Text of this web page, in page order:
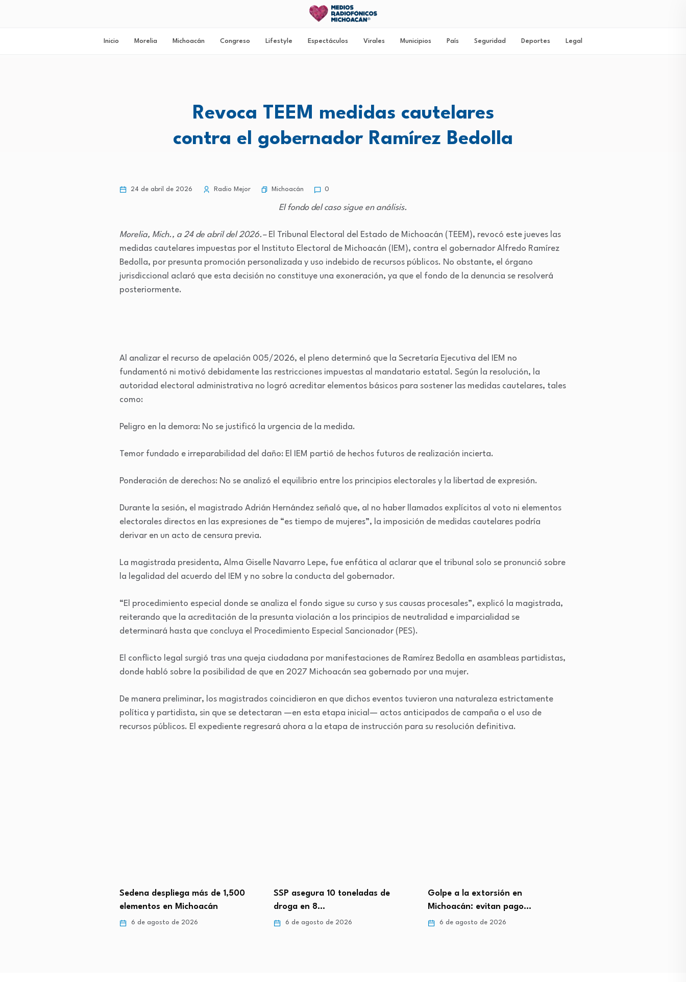
Inicio Morelia Michoacán Congreso Lifestyle Espectáculos Virales Municipios País Seguridad Deportes Legal
Revoca TEEM medidas cautelares
contra el gobernador Ramírez Bedolla
24 de abril de 2026 Radio Mejor Michoacán 0
El fondo del caso sigue en análisis.
Morelia, Mich., a 24 de abril del 2026.–El Tribunal Electoral del Estado de Michoacán (TEEM), revocó este jueves las
medidas cautelares impuestas por el Instituto Electoral de Michoacán (IEM), contra el gobernador Alfredo Ramírez
Bedolla, por presunta promoción personalizada y uso indebido de recursos públicos. No obstante, el órgano
jurisdiccional aclaró que esta decisión no constituye una exoneración, ya que el fondo de la denuncia se resolverá
posteriormente.
Al analizar el recurso de apelación 005/2026, el pleno determinó que la Secretaría Ejecutiva del IEM no
fundamentó ni motivó debidamente las restricciones impuestas al mandatario estatal. Según la resolución, la
autoridad electoral administrativa no logró acreditar elementos básicos para sostener las medidas cautelares, tales
como:
Peligro en la demora: No se justificó la urgencia de la medida.
Temor fundado e irreparabilidad del daño: El IEM partió de hechos futuros de realización incierta.
Ponderación de derechos: No se analizó el equilibrio entre los principios electorales y la libertad de expresión.
Durante la sesión, el magistrado Adrián Hernández señaló que, al no haber llamados explícitos al voto ni elementos
electorales directos en las expresiones de “es tiempo de mujeres”, la imposición de medidas cautelares podría
derivar en un acto de censura previa.
La magistrada presidenta, Alma Giselle Navarro Lepe, fue enfática al aclarar que el tribunal solo se pronunció sobre
la legalidad del acuerdo del IEM y no sobre la conducta del gobernador.
“El procedimiento especial donde se analiza el fondo sigue su curso y sus causas procesales”, explicó la magistrada,
reiterando que la acreditación de la presunta violación a los principios de neutralidad e imparcialidad se
determinará hasta que concluya el Procedimiento Especial Sancionador (PES).
El conflicto legal surgió tras una queja ciudadana por manifestaciones de Ramírez Bedolla en asambleas partidistas,
donde habló sobre la posibilidad de que en 2027 Michoacán sea gobernado por una mujer.
De manera preliminar, los magistrados coincidieron en que dichos eventos tuvieron una naturaleza estrictamente
política y partidista, sin que se detectaran —en esta etapa inicial— actos anticipados de campaña o el uso de
recursos públicos. El expediente regresará ahora a la etapa de instrucción para su resolución definitiva.
SSP asegura 10 toneladas de
droga en 8…
6 de agosto de 2026
Golpe a la extorsión en
Michoacán: evitan pago…
6 de agosto de 2026
Golpe a la extorsión: En un año,
50…
6 de agosto de 2026